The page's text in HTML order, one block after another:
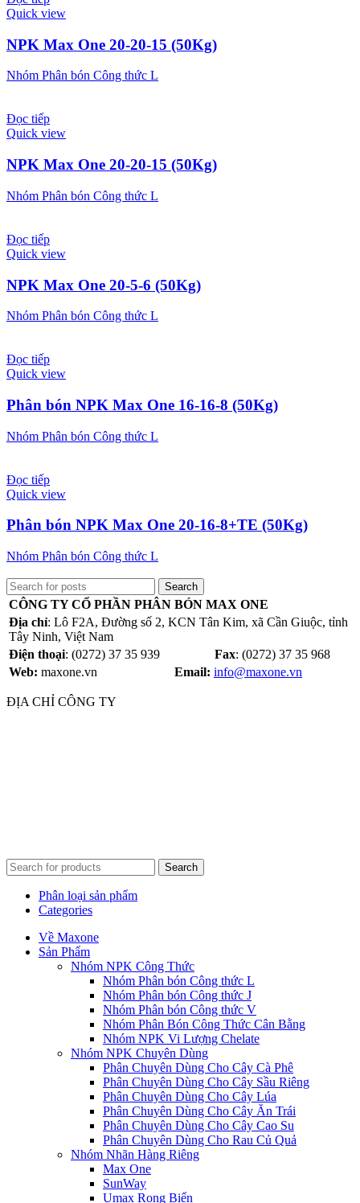
Quick view
NPK Max One 20-20-15 (50Kg)
Nhóm Phân bón Công thức L
Đọc tiếp
Quick view
NPK Max One 20-20-15 (50Kg)
Nhóm Phân bón Công thức L
Đọc tiếp
Quick view
NPK Max One 20-5-6 (50Kg)
Nhóm Phân bón Công thức L
Đọc tiếp
Quick view
Phân bón NPK Max One 16-16-8 (50Kg)
Nhóm Phân bón Công thức L
Đọc tiếp
Quick view
Phân bón NPK Max One 20-16-8+TE (50Kg)
Nhóm Phân bón Công thức L
Search
CÔNG TY CỔ PHẦN PHÂN BÓN MAX ONE
Địa chỉ: Lô F2A, Đường số 2, KCN Tân Kim, xã Cần Giuộc, tỉnh
Tây Ninh, Việt Nam
Điện thoại: (0272) 37 35 939 Fax: (0272) 37 35 968
Web: maxone.vn Email: info@maxone.vn
ĐỊA CHỈ CÔNG TY
Search
Phân loại sản phẩm
Categories
Về Maxone
Sản Phẩm
Nhóm NPK Công Thức
Nhóm Phân bón Công thức L
Nhóm Phân bón Công thức J
Nhóm Phân bón Công thức V
Nhóm Phân Bón Công Thức Cân Bằng
Nhóm NPK Vi Lượng Chelate
Nhóm NPK Chuyên Dùng
Phân Chuyên Dùng Cho Cây Cà Phê
Phân Chuyên Dùng Cho Cây Sầu Riêng
Phân Chuyên Dùng Cho Cây Lúa
Phân Chuyên Dùng Cho Cây Ăn Trái
Phân Chuyên Dùng Cho Cây Cao Su
Phân Chuyên Dùng Cho Rau Củ Quả
Nhóm Nhãn Hàng Riêng
Max One
SunWay
Umax Rong Biển